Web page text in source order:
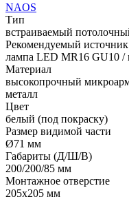
NAOS
Тип
встраиваемый
Рекомендуемый источник
лампа LED MR16 GU10 /
Материал
высокопрочный
металл
Цвет
белый (под покраску)
Размер видимой части
Ø71 мм
Габариты (Д/Ш/В)
200/200/85 мм
Монтажное отверстие
205x205 мм